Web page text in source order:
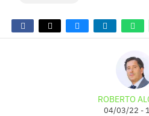
ROBERTO
04/03/22 -